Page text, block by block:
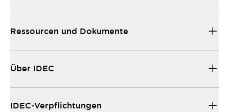
Ressourcen und Dokumente
Über IDEC
IDEC-Verpflichtungen